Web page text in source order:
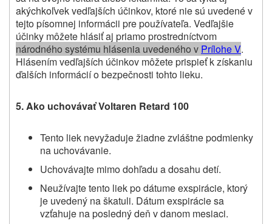
akýchkoľvek vedľajších účinkov, ktoré nie sú uvedené v
tejto písomnej informácii pre používateľa. Vedľajšie
účinky môžete hlásiť aj priamo prostredníctvom
národného systému hlásenia uvedeného v Prílohe V.
Hlásením vedľajších účinkov môžete prispieť k získaniu
ďalších informácií o bezpečnosti tohto lieku.
5. Ako uchovávať Voltaren Retard 100
Tento liek nevyžaduje žiadne zvláštne podmienky
na uchovávanie.
Uchovávajte mimo dohľadu a dosahu detí.
Neužívajte tento liek po dátume exspirácie, ktorý
je uvedený na škatuli. Dátum exspirácie sa
vzťahuje na posledný deň v danom mesiaci.